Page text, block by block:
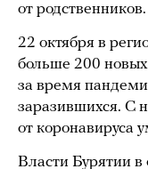
от родственников.
22 октября в
больше 200 новых
за время
заразившихся. С
от коронавируса
Власти Бурятии в